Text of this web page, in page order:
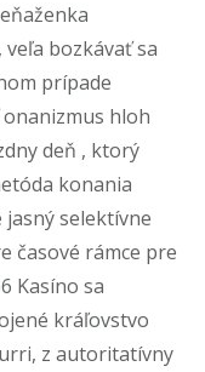
bozkávať sa
prípade
hloh
deň , ktorý
konania
selektívne
časové rámce pre
Kasíno sa
kráľovstvo
z autoritatívny